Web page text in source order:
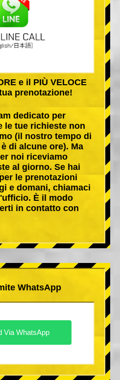
e il PIÙ VELOCE
prenotazione!
dedicato per
le tue richieste non
(il nostro tempo di
di alcune ore). Ma
noi riceviamo
al giorno. Se hai
le prenotazioni
e domani, chiamaci
È il modo
in contatto con
WhatsApp